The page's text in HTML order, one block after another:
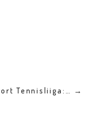
Tennisliiga:… →